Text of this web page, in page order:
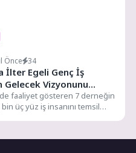
Önce 34
İlter Egeli Genç İş
Gelecek Vizyonunu
faaliyet gösteren 7 derneğin
üç yüz iş insanını temsil